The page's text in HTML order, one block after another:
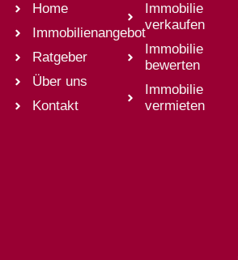
Home
Immobilienangebot
Ratgeber
Über uns
Kontakt
Immobilie
verkaufen
Immobilie
bewerten
Immobilie
vermieten